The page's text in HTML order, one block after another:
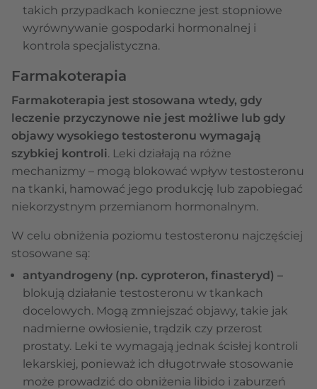
takich przypadkach konieczne jest stopniowe
wyrównywanie gospodarki hormonalnej i
kontrola specjalistyczna.
Farmakoterapia
Farmakoterapia jest stosowana wtedy, gdy
leczenie przyczynowe nie jest możliwe lub gdy
objawy wysokiego testosteronu wymagają
szybkiej kontroli. Leki działają na różne
mechanizmy – mogą blokować wpływ testosteronu
na tkanki, hamować jego produkcję lub zapobiegać
niekorzystnym przemianom hormonalnym.
W celu obniżenia poziomu testosteronu najczęściej
stosowane są:
antyandrogeny (np. cyproteron, finasteryd) –
blokują działanie testosteronu w tkankach
docelowych. Mogą zmniejszać objawy, takie jak
nadmierne owłosienie, trądzik czy przerost
prostaty. Leki te wymagają jednak ścisłej kontroli
lekarskiej, ponieważ ich długotrwałe stosowanie
może prowadzić do obniżenia libido i zaburzeń